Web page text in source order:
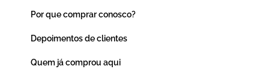
Por que comprar conosco?
Depoimentos de clientes
Quem já comprou aqui